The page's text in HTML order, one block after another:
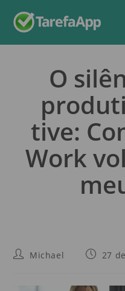
O
tive:
Work
Michael 27